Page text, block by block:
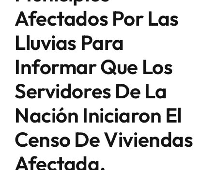
Afectados Por Las
Lluvias Para
Informar Que Los
Servidores De La
Nación Iniciaron El
Censo De Viviendas
Afectada.